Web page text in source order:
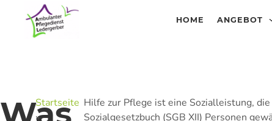
HOME ANGEBOT
Startseite
»
Hilfe zur Pflege ist eine Sozialleistung,
Sozialgesetzbuch (SGB XII) Personen